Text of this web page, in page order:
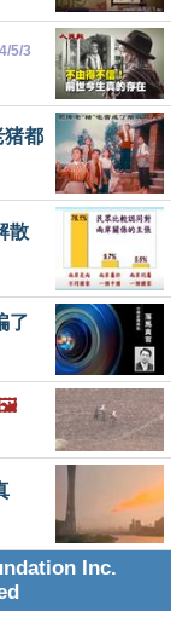
5/3
猪都
散
了
Inc.